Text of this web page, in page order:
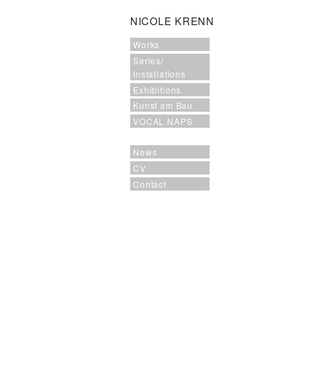
NICOLE KRENN
Works
Series/
Installations
Exhibitions
Kunst am Bau
VOCAL NAPS
News
CV
Contact